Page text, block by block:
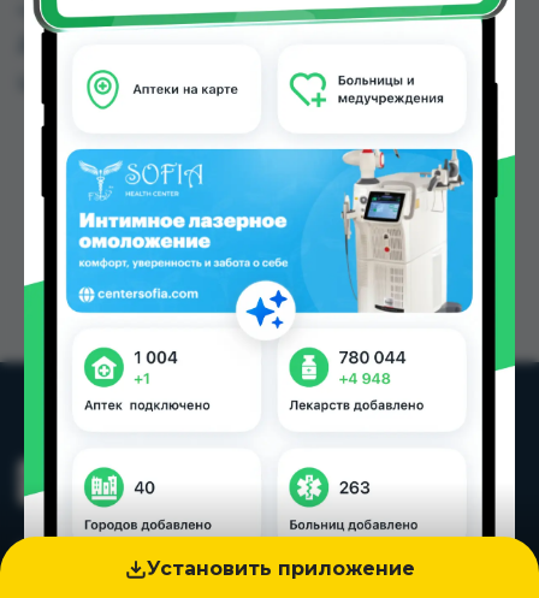
Установить приложение
"Гулчехр" по цене от 15.00 TJS до 18.00 TJS в
Цена: от15.00 TJS